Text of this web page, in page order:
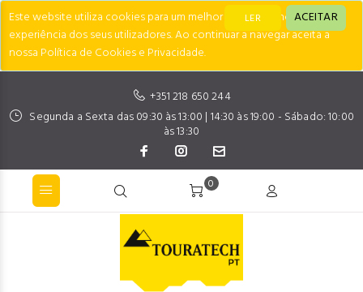
Este website utiliza cookies para um melhor desempenho e
experiência dos seus utilizadores. Ao continuar a navegar aceita a
nossa Política de Cookies e Privacidade.
LER ACEITAR
+351 218 650 244
Segunda a Sexta das 09:30 às 13:00 | 14:30 às 19:00 - Sábado: 10:00
às 13:30
0